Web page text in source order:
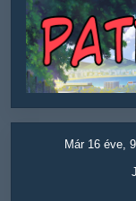
Már 16 éve,